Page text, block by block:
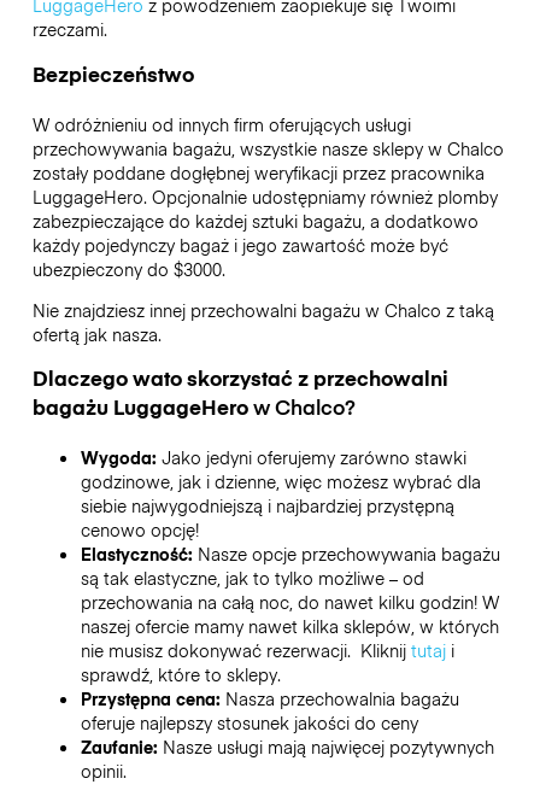
LuggageHero z powodzeniem zaopiekuje się Twoimi
rzeczami.
Bezpieczeństwo
W odróżnieniu od innych firm oferujących usługi
przechowywania bagażu, wszystkie nasze sklepy w Chalco
zostały poddane dogłębnej weryfikacji przez pracownika
LuggageHero. Opcjonalnie udostępniamy również plomby
zabezpieczające do każdej sztuki bagażu, a dodatkowo
każdy pojedynczy bagaż i jego zawartość może być
ubezpieczony do $3000.
Nie znajdziesz innej przechowalni bagażu w Chalco z taką
ofertą jak nasza.
Dlaczego wato skorzystać z przechowalni
bagażu LuggageHerowChalco?
Wygoda: Jako jedyni oferujemy zarówno stawki
godzinowe, jak i dzienne, więc możesz wybrać dla
siebie najwygodniejszą i najbardziej przystępną
cenowo opcję!
Elastyczność: Nasze opcje przechowywania bagażu
są tak elastyczne, jak to tylko możliwe – od
przechowania na całą noc, do nawet kilku godzin! W
naszej ofercie mamy nawet kilka sklepów, w których
nie musisz dokonywać rezerwacji. Kliknij tutaji
sprawdź, które to sklepy.
Przystępna cena: Nasza przechowalnia bagażu
oferuje najlepszy stosunek jakości do ceny
Zaufanie: Nasze usługi mają najwięcej pozytywnych
opinii.